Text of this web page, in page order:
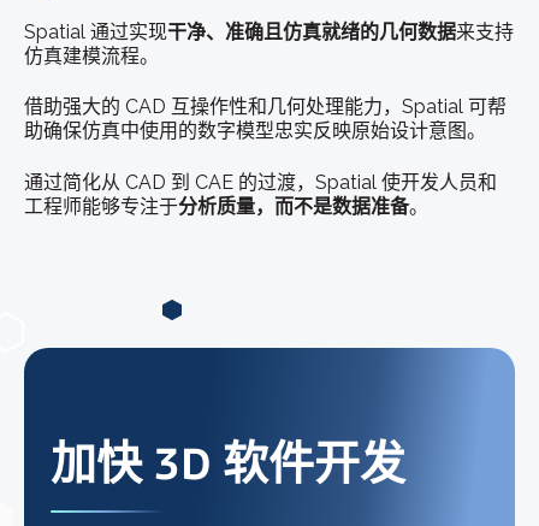
Spatial 通过实现干净、准确且仿真就绪的几何数据来支持
仿真建模流程。
借助强大的 CAD 互操作性和几何处理能力，Spatial 可帮
助确保仿真中使用的数字模型忠实反映原始设计意图。
通过简化从 CAD 到 CAE 的过渡，Spatial 使开发人员和
工程师能够专注于分析质量，而不是数据准备。
加快 3D 软件开发